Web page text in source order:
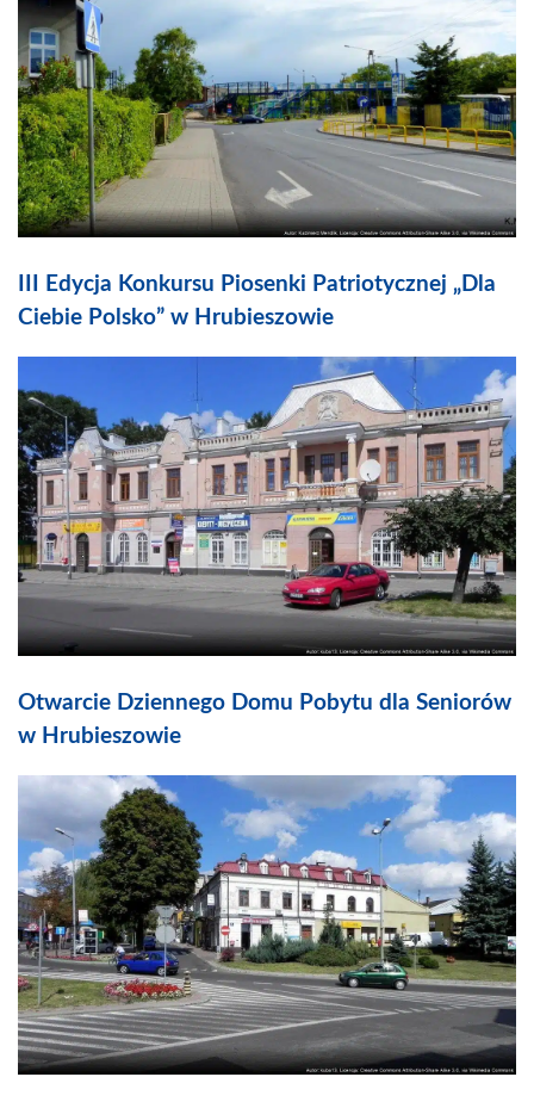
III Edycja Konkursu Piosenki Patriotycznej „Dla
Ciebie Polsko” w Hrubieszowie
Otwarcie Dziennego Domu Pobytu dla Seniorów
w Hrubieszowie